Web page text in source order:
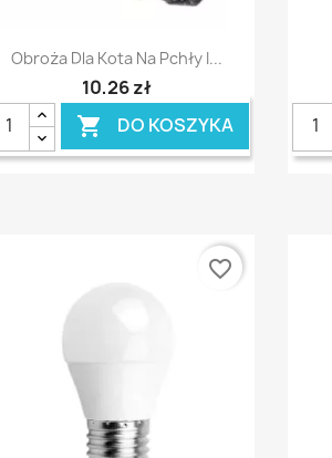
Szybki podgląd
Obroża Dla Kota Na Pchły I...
10,26 zł
 DO KOSZYKA
favorite_border